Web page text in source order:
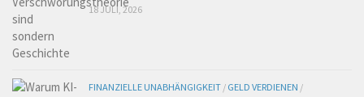
18 JULI, 2026
FINANZIELLE UNABHÄNGIGKEIT / GELD VERDIENEN /